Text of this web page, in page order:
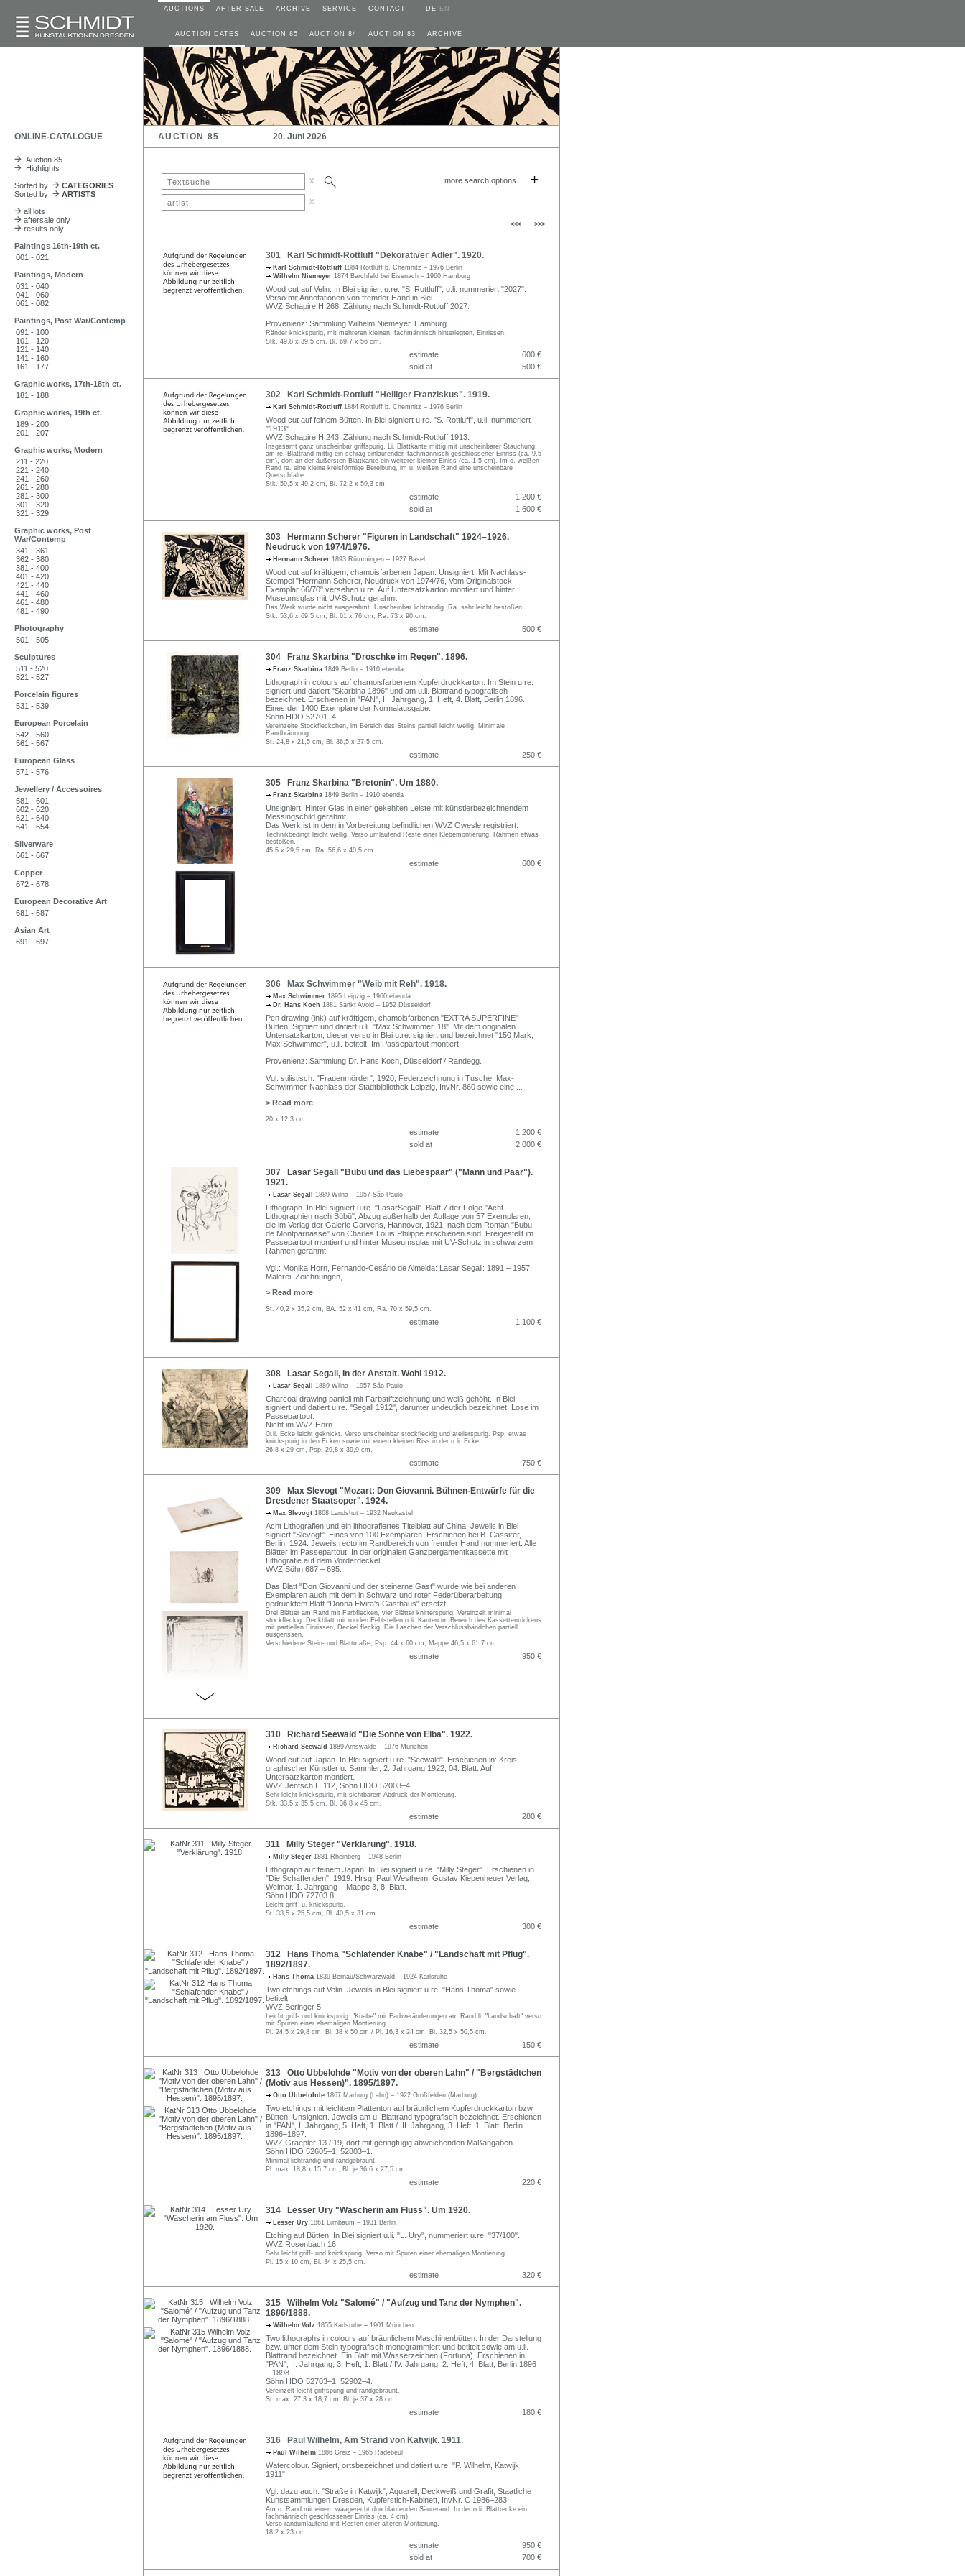
AUCTIONS AFTER SALE ARCHIVE SERVICE CONTACT DE EN
AUCTION DATES AUCTION 85 AUCTION 84 AUCTION 83 ARCHIVE
ONLINE-CATALOGUE AUCTION 85 20. Juni 2026
Auction 85
Highlights
Sorted by
CATEGORIES
Sorted by
ARTISTS
all lots
aftersale only
results only
Paintings 16th-19th ct.
001 - 021
Paintings, Modern
031 - 040
041 - 060
061 - 082
Paintings, Post War/Contemp
091 - 100
101 - 120
121 - 140
141 - 160
161 - 177
Graphic works, 17th-18th ct.
181 - 188
Graphic works, 19th ct.
189 - 200
201 - 207
Graphic works, Modern
211 - 220
221 - 240
241 - 260
261 - 280
281 - 300
301 - 320
321 - 329
Graphic works, Post
War/Contemp
341 - 361
362 - 380
381 - 400
401 - 420
421 - 440
441 - 460
461 - 480
481 - 490
Photography
501 - 505
Sculptures
511 - 520
521 - 527
Porcelain figures
531 - 539
European Porcelain
542 - 560
561 - 567
European Glass
571 - 576
Jewellery / Accessoires
581 - 601
602 - 620
621 - 640
641 - 654
Silverware
661 - 667
Copper
672 - 678
European Decorative Art
681 - 687
Asian Art
691 - 697
x more search options +
x
<<< >>>
301 Karl Schmidt-Rottluff "Dekorativer Adler". 1920.
Karl Schmidt-Rottluff 1884 Rottluff b. Chemnitz – 1976 Berlin
Wilhelm Niemeyer 1874 Barchfeld bei Eisenach – 1960 Hamburg
Wood cut auf Velin. In Blei signiert u.re. "S. Rottluff", u.li. nummeriert "2027".
Verso mit Annotationen von fremder Hand in Blei.
WVZ Schapire H 268; Zählung nach Schmidt-Rottluff 2027.
Provenienz: Sammlung Wilhelm Niemeyer, Hamburg.
Ränder knickspurig, mit mehreren kleinen, fachmännisch hinterlegten, Einrissen.
Stk. 49,8 x 39,5 cm, Bl. 69,7 x 56 cm.
estimate
600 €
sold at
500 €
302 Karl Schmidt-Rottluff "Heiliger Franziskus". 1919.
Karl Schmidt-Rottluff 1884 Rottluff b. Chemnitz – 1976 Berlin
Wood cut auf feinem Bütten. In Blei signiert u.re. "S. Rottluff", u.li. nummeriert
"1913".
WVZ Schapire H 243, Zählung nach Schmidt-Rottluff 1913.
Insgesamt ganz unscheinbar griffspurig. Li. Blattkante mittig mit unscheinbarer Stauchung,
am re. Blattrand mittig ein schräg einlaufender, fachmännisch geschlossener Einriss (ca. 9,5
cm), dort an der äußersten Blattkante ein weiterer kleiner Einiss (ca. 1,5 cm). Im o. weißen
Rand re. eine kleine kreisförmige Bereibung, im u. weißen Rand eine unscheinbare
Quetschfalte.
Stk. 59,5 x 49,2 cm, Bl. 72,2 x 59,3 cm.
estimate
1.200 €
sold at
1.600 €
303 Hermann Scherer "Figuren in Landschaft" 1924–1926.
Neudruck von 1974/1976.
Hermann Scherer 1893 Rümmingen – 1927 Basel
Wood cut auf kräftigem, chamoisfarbenen Japan. Unsigniert. Mit Nachlass-
Stempel "Hermann Scherer, Neudruck von 1974/76, Vom Originalstock,
Exemplar 66/70" versehen u.re. Auf Untersatzkarton montiert und hinter
Museumsglas mit UV-Schutz gerahmt.
Das Werk wurde nicht ausgerahmt. Unscheinbar lichtrandig. Ra. sehr leicht bestoßen.
Stk. 53,6 x 69,5 cm, Bl. 61 x 76 cm, Ra. 73 x 90 cm.
estimate 500 €
304 Franz Skarbina "Droschke im Regen". 1896.
Franz Skarbina 1849 Berlin – 1910 ebenda
Lithograph in colours auf chamoisfarbenem Kupferdruckkarton. Im Stein u.re.
signiert und datiert "Skarbina 1896" und am u.li. Blattrand typografisch
bezeichnet. Erschienen in "PAN", II. Jahrgang, 1. Heft, 4. Blatt, Berlin 1896.
Eines der 1400 Exemplare der Normalausgabe.
Söhn HDO 52701–4.
Vereinzelte Stockfleckchen, im Bereich des Steins partiell leicht wellig. Minimale
Randbräunung.
St. 24,8 x 21,5 cm, Bl. 36,5 x 27,5 cm.
estimate 250 €
305 Franz Skarbina "Bretonin". Um 1880.
Franz Skarbina 1849 Berlin – 1910 ebenda
Unsigniert. Hinter Glas in einer gekehlten Leiste mit künstlerbezeichnendem
Messingschild gerahmt.
Das Werk ist in dem in Vorbereitung befindlichen WVZ Owesle registriert.
Technikbedingt leicht wellig. Verso umlaufend Reste einer Klebemontierung. Rahmen etwas
bestoßen.
45,5 x 29,5 cm, Ra. 56,6 x 40,5 cm.
estimate 600 €
306 Max Schwimmer "Weib mit Reh". 1918.
Max Schwimmer 1895 Leipzig – 1960 ebenda
Dr. Hans Koch 1881 Sankt Avold – 1952 Düsseldorf
Pen drawing (ink) auf kräftigem, chamoisfarbenen "EXTRA SUPERFINE"-
Bütten. Signiert und datiert u.li. "Max Schwimmer. 18". Mit dem originalen
Untersatzkarton, dieser verso in Blei u.re. signiert und bezeichnet "150 Mark,
Max Schwimmer", u.li. betitelt. Im Passepartout montiert.
Provenienz: Sammlung Dr. Hans Koch, Düsseldorf / Randegg.
Vgl. stilistisch: "Frauenmörder", 1920, Federzeichnung in Tusche, Max-
Schwimmer-Nachlass der Stadtbibliothek Leipzig, InvNr. 860 sowie eine
> Read more
20 x 12,3 cm.
estimate
1.200 €
sold at
2.000 €
307 Lasar Segall "Bübü und das Liebespaar" ("Mann und Paar").
1921.
Lasar Segall 1889 Wilna – 1957 São Paulo
Lithograph. In Blei signiert u.re. "LasarSegall". Blatt 7 der Folge "Acht
Lithographien nach Bübü", Abzug außerhalb der Auflage von 57 Exemplaren,
die im Verlag der Galerie Garvens, Hannover, 1921, nach dem Roman "Bubu
de Montparnasse" von Charles Louis Philippe erschienen sind. Freigestellt im
Passepartout montiert und hinter Museumsglas mit UV-Schutz in schwarzem
Rahmen gerahmt.
Vgl.: Monika Horn, Fernando-Cesário de Almeida: Lasar Segall: 1891 – 1957 .
Malerei, Zeichnungen,
> Read more
St. 40,2 x 35,2 cm, BA. 52 x 41 cm, Ra. 70 x 59,5 cm.
estimate 1.100 €
308 Lasar Segall, In der Anstalt. Wohl 1912.
Lasar Segall 1889 Wilna – 1957 São Paulo
Charcoal drawing partiell mit Farbstiftzeichnung und weiß gehöht. In Blei
signiert und datiert u.re. "Segall 1912", darunter undeutlich bezeichnet. Lose im
Passepartout.
Nicht im WVZ Horn.
O.li. Ecke leicht geknickt. Verso unscheinbar stockfleckig und atelierspurig. Psp. etwas
knickspurig in den Ecken sowie mit einem kleinen Riss in der u.li. Ecke.
26,8 x 29 cm, Psp. 29,8 x 39,9 cm.
estimate 750 €
309 Max Slevogt "Mozart: Don Giovanni. Bühnen-Entwürfe für die
Dresdener Staatsoper". 1924.
Max Slevogt 1868 Landshut – 1932 Neukastel
Acht Lithografien und ein lithografiertes Titelblatt auf China. Jeweils in Blei
signiert "Slevogt". Eines von 100 Exemplaren. Erschienen bei B. Cassirer,
Berlin, 1924. Jeweils recto im Randbereich von fremder Hand nummeriert. Alle
Blätter im Passepartout. In der originalen Ganzpergamentkassette mit
Lithografie auf dem Vorderdeckel.
WVZ Söhn 687 – 695.
Das Blatt "Don Giovanni und der steinerne Gast" wurde wie bei anderen
Exemplaren auch mit dem in Schwarz und roter Federüberarbeitung
gedrucktem Blatt "Donna Elvira's Gasthaus" ersetzt.
Drei Blätter am Rand mit Farbflecken, vier Blätter knitterspurig. Vereinzelt minimal
stockfleckig. Deckblatt mit runden Fehlstellen o.li. Kanten im Bereich des Kassettenrückens
mit partiellen Einrissen, Deckel fleckig. Die Laschen der Verschlussbändchen partiell
ausgerissen.
Verschiedene Stein- und Blattmaße, Psp. 44 x 60 cm, Mappe 46,5 x 61,7 cm.
estimate 950 €
310 Richard Seewald "Die Sonne von Elba". 1922.
Richard Seewald 1889 Arnswalde – 1976 München
Wood cut auf Japan. In Blei signiert u.re. "Seewald". Erschienen in: Kreis
graphischer Künstler u. Sammler, 2. Jahrgang 1922, 04. Blatt. Auf
Untersatzkarton montiert.
WVZ Jentsch H 112, Söhn HDO 52003–4.
Sehr leicht knickspurig, mit sichtbarem Abdruck der Montierung.
Stk. 33,5 x 35,5 cm, Bl. 36,8 x 45 cm.
estimate 280 €
311 Milly Steger "Verklärung". 1918.
Milly Steger 1881 Rheinberg – 1948 Berlin
Lithograph auf feinem Japan. In Blei signiert u.re. "Milly Steger". Erschienen in
"Die Schaffenden", 1919. Hrsg. Paul Westheim, Gustav Kiepenheuer Verlag,
Weimar. 1. Jahrgang – Mappe 3, 8. Blatt.
Söhn HDO 72703 8.
Leicht griff- u. knickspurig.
St. 33,5 x 25,5 cm, Bl. 40,5 x 31 cm.
estimate 300 €
312 Hans Thoma "Schlafender Knabe" / "Landschaft mit Pflug".
1892/1897.
Hans Thoma 1839 Bernau/Schwarzwald – 1924 Karlsruhe
Two etchings auf Velin. Jeweils in Blei signiert u.re. "Hans Thoma" sowie
betitelt.
WVZ Beringer 5.
Leicht griff- und knickspurig. "Knabe" mit Farbveränderungen am Rand li. "Landschaft" verso
mit Spuren einer ehemaligen Montierung.
Pl. 24,5 x 29,8 cm, Bl. 38 x 50 cm / Pl. 16,3 x 24 cm, Bl. 32,5 x 50,5 cm.
estimate 150 €
313 Otto Ubbelohde "Motiv von der oberen Lahn" / "Bergstädtchen
(Motiv aus Hessen)". 1895/1897.
Otto Ubbelohde 1867 Marburg (Lahn) – 1922 Großfelden (Marburg)
Two etchings mit leichtem Plattenton auf bräunlichem Kupferdruckkarton bzw.
Bütten. Unsigniert. Jeweils am u. Blattrand typografisch bezeichnet. Erschienen
in "PAN", I. Jahrgang, 5. Heft, 1. Blatt / III. Jahrgang, 3. Heft, 1. Blatt, Berlin
1896–1897.
WVZ Graepler 13 / 19, dort mit geringfügig abweichenden Maßangaben.
Söhn HDO 52605–1, 52803–1.
Minimal lichtrandig und randgebräunt.
Pl. max. 18,8 x 15,7 cm, Bl. je 36,6 x 27,5 cm.
estimate 220 €
314 Lesser Ury "Wäscherin am Fluss". Um 1920.
Lesser Ury 1861 Birnbaum – 1931 Berlin
Etching auf Bütten. In Blei signiert u.li. "L. Ury", nummeriert u.re. "37/100".
WVZ Rosenbach 16.
Sehr leicht griff- und knickspurig. Verso mit Spuren einer ehemaligen Montierung.
Pl. 15 x 10 cm, Bl. 34 x 25,5 cm.
estimate 320 €
315 Wilhelm Volz "Salomé" / "Aufzug und Tanz der Nymphen".
1896/1888.
Wilhelm Volz 1855 Karlsruhe – 1901 München
Two lithographs in colours auf bräunlichem Maschinenbütten. In der Darstellung
bzw. unter dem Stein typografisch monogrammiert und betitelt sowie am u.li.
Blattrand bezeichnet. Ein Blatt mit Wasserzeichen (Fortuna). Erschienen in
"PAN", II. Jahrgang, 3. Heft, 1. Blatt / IV. Jahrgang, 2. Heft, 4, Blatt, Berlin 1896
– 1898.
Söhn HDO 52703–1, 52902–4.
Vereinzelt leicht griffspurig und randgebräunt.
St. max. 27,3 x 18,7 cm, Bl. je 37 x 28 cm.
estimate 180 €
316 Paul Wilhelm, Am Strand von Katwijk. 1911.
Paul Wilhelm 1886 Greiz – 1965 Radebeul
Watercolour. Signiert, ortsbezeichnet und datiert u.re. "P. Wilhelm, Katwijk
1911".
Vgl. dazu auch: "Straße in Katwijk", Aquarell, Deckweiß und Grafit, Staatliche
Kunstsammlungen Dresden, Kupferstich-Kabinett, InvNr. C 1986–283.
Am o. Rand mit einem waagerecht durchlaufenden Säurerand. In der o.li. Blattrecke ein
fachmännisch geschlossener Einriss (ca. 4 cm).
Verso randumlaufend mit Resten einer älteren Montierung.
18,2 x 23 cm.
estimate
950 €
sold at
700 €